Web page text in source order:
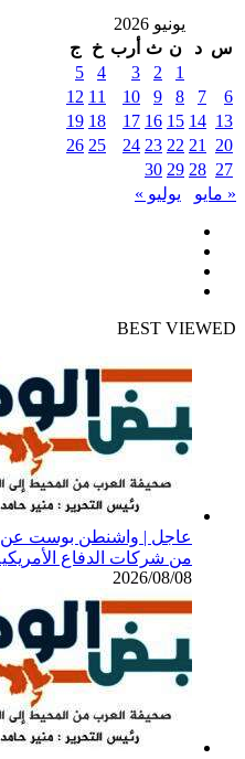
يونيو 2026
س د ن ث أرب خ
ج
1
2
3
4
5
6
7
8
9
10
11
12
13
14
15
16
17
18
19
20
21
22
23
24
25
26
27
28
29
30
« مايو
يوليو »
BEST VIEWED
عاجل | واشنطن بوست عن
من شركات الدفاع
2026/08/08